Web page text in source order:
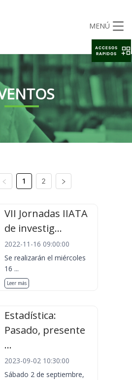
MENÚ
1 2
VII Jornadas IIATA
de investig...
2022-11-16 09:00:00
Se realizarán el miércoles
16 ...
Leer más
Estadística:
Pasado, presente
...
2023-09-02 10:30:00
Sábado 2 de septiembre,
ACCESOS
RAPIDOS